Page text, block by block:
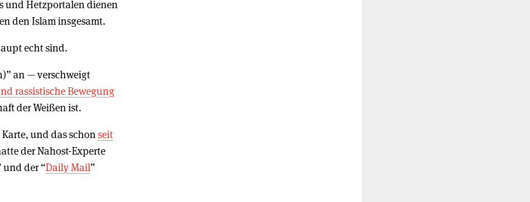
und Hetzportalen dienen
den Islam insgesamt.
echt sind.
an — verschweigt
rassistische Bewegung
der Weißen ist.
und das schon seit
der Nahost-Experte
und der “Daily Mail”